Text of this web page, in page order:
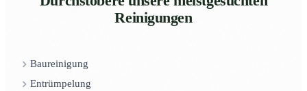
Reinigungen
Baureinigung
Entrümpelung